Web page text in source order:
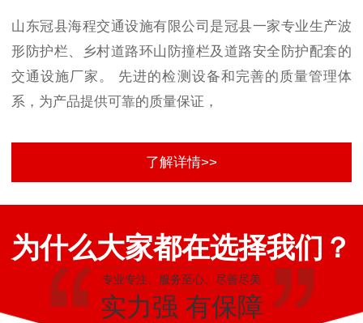
山东冠县海程交通设施有限公司是冠县一家专业生产波
形防护栏、乡村道路环山防撞栏及道路安全防护配套的
交通设施厂家。 先进的检测设备和完善的质量管理体
系，为产品提供可靠的质量保证，
了解详情>>
为什么大家都在选择我们？
专业专注、服务至心、尽善尽美
实力强 有保障